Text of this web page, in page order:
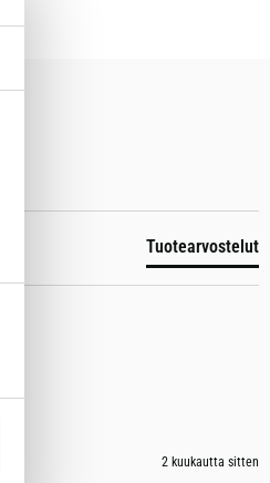
Tuotearvostelut
2 kuukautta sitten